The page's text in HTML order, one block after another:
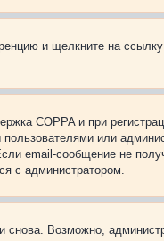
и щелкните на ссылку
COPPA и при
или
email-сообщение не
с администратором.
снова. Возможно,